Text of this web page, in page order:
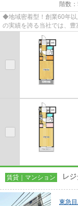
階数
◆地域密着型！創業60年
の実績を誇る当社では、
おります。TEL：03-5750-
賃貸｜マンション レ
東急